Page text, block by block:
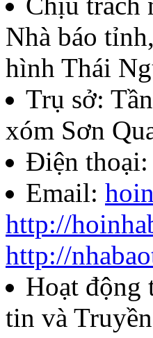
Nhà báo
hình Thái
Trụ sở:
xóm Sơn
Điện thoại:
Email:
http://
http://
Hoạt động
tin và